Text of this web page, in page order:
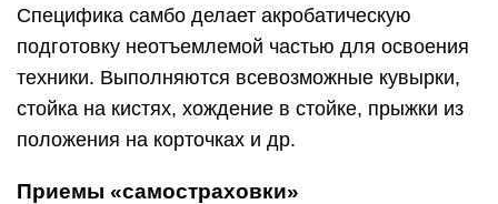
Специфика самбо делает акробатическую
подготовку неотъемлемой частью для освоения
техники. Выполняются всевозможные кувырки,
стойка на кистях, хождение в стойке, прыжки из
положения на корточках и др.
Приемы «самостраховки»